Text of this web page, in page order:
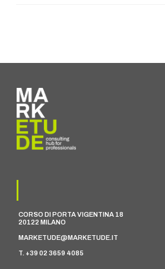
CORSO DI PORTA VIGENTINA 18
20122 MILANO
MARKETUDE@MARKETUDE.IT
T. +39 02 3659 4085